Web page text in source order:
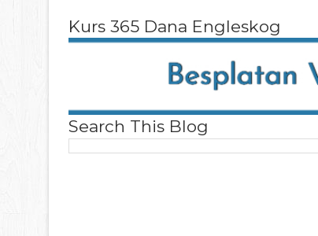
Kurs 365 Dana Engleskog
Search This Blog